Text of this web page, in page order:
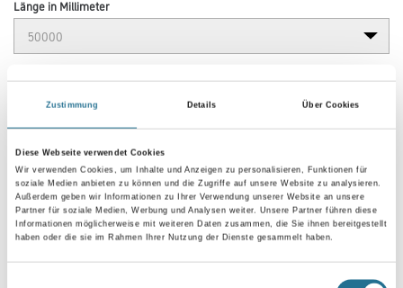
Zustimmung Details Über Cookies
Diese Webseite verwendet Cookies
Wir verwenden Cookies, um Inhalte und Anzeigen zu personalisieren, Funktionen für
soziale Medien anbieten zu können und die Zugriffe auf unsere Website zu analysieren.
Außerdem geben wir Informationen zu Ihrer Verwendung unserer Website an unsere
Partner für soziale Medien, Werbung und Analysen weiter. Unsere Partner führen diese
Informationen möglicherweise mit weiteren Daten zusammen, die Sie ihnen bereitgestellt
haben oder die sie im Rahmen Ihrer Nutzung der Dienste gesammelt haben.
Länge in Millimeter
Stärke in millimeter